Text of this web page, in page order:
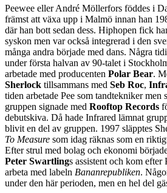
Peewee eller André Möllerfors föddes i
främst att växa upp i Malmö innan han
där han bott sedan dess. Hiphopen fick
syskon men var också integrerad i den
många andra började med dans. Några
under första halvan av 90-talet i
arbetade med producenten Polar Bear.
Sherlock tillsammans med Seb Roc,
tiden arbetade Pee som tandtekniker men
gruppen signade med Rooftop Records
debutskiva. Då hade Infrared lämnat
blivit en del av gruppen. 1997 släpptes
To Measure som idag räknas som en
Efter strul med bolag och ekonomi
Peter Swartlings assistent och kom efter
arbeta med labeln Bananrepubliken.
under den här perioden, men en hel del